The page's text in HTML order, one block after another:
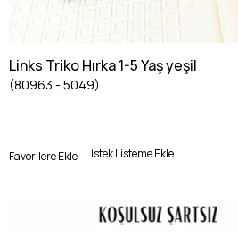
Links Triko Hırka 1-5 Yaş yeşil
(80963 - 5049)
Favorilere Ekle İstek Listeme Ekle